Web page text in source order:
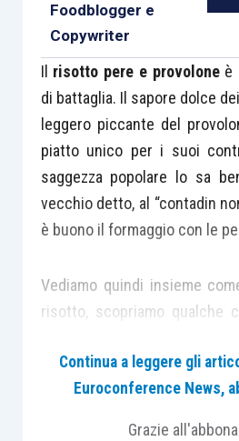
Foodblogger e
Copywriter
Il risotto pere e provoloneè
di battaglia. Il sapore dolce
leggero piccante del
piatto unico per i suoi
saggezza popolare lo sa
vecchio detto, al “contadin
è buono il formaggio con le
Vediamo quindi insieme
risotto, scopriamo qualche
questo delizioso primo piatto.
Continua a leggere gli
Euroconference News,
Grazie